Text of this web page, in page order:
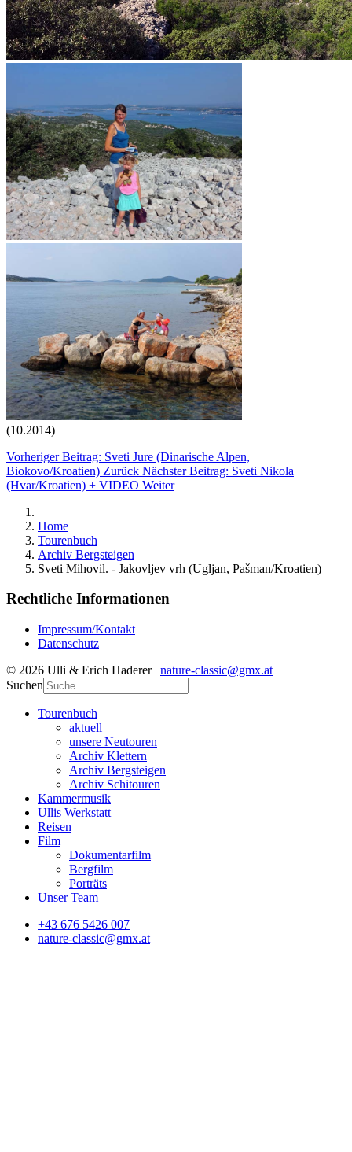
(10.2014)
Vorheriger Beitrag: Sveti Jure (Dinarische Alpen,
Biokovo/Kroatien) Zurück Nächster Beitrag: Sveti Nikola
(Hvar/Kroatien) + VIDEO Weiter
Home
Tourenbuch
Archiv Bergsteigen
Sveti Mihovil. - Jakovljev vrh (Ugljan, Pašman/Kroatien)
Rechtliche Informationen
Impressum/Kontakt
Datenschutz
© 2026 Ulli & Erich Haderer | nature-classic@gmx.at
Suchen
Tourenbuch
aktuell
unsere Neutouren
Archiv Klettern
Archiv Bergsteigen
Archiv Schitouren
Kammermusik
Ullis Werkstatt
Reisen
Film
Dokumentarfilm
Bergfilm
Porträts
Unser Team
+43 676 5426 007
nature-classic@gmx.at